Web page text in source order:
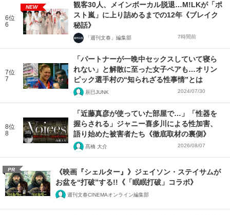
6位
6
NEW
観客30人、メインボーカル脱退…M!LKが「ポ
スト嵐」に上り詰めるまでの12年《ブレイク
秘話》
「週刊文春」編集部 7時間前
7位
7
「パートナーが一晩中セックスしていて寝ら
れない」と解散に至った女子ペアも…オリン
ピック選手村の“知られざる性事情”とは
辰巳JUNK 2024/07/30
8位
8
「近藤真彦が使っていた部屋で…」「性器を
握らされる」ジャニー喜多川による性加害、
語り始めた被害者たち《徹底取材の裏側》
髙橋 大介 2026/08/07
PR
《映画『シェルター』》ジェイソン・ステイサムが
お盆を“打破”する!!《「眠眠打破」コラボ》
週刊文春CINEMAオンライン編集部